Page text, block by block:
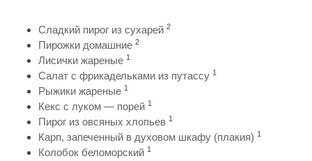
Сладкий пирог из сухарей 2
Пирожки домашние 2
Лисички жареные 1
Салат с фрикадельками из путассу 1
Рыжики жареные 1
Кекс с луком — порей 1
Пирог из овсяных хлопьев 1
Карп, запеченный в духовом шкафу (плакия) 1
Колобок беломорский 1